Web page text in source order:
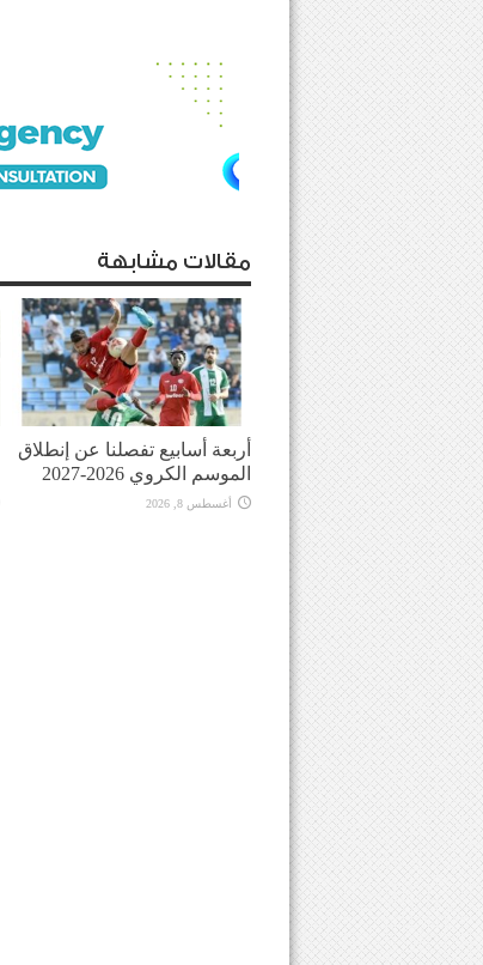
مقالات مشابهة
أربعة أسابيع تفصلنا عن إنطلاق
الموسم الكروي 2026-2027
أغسطس 8, 2026